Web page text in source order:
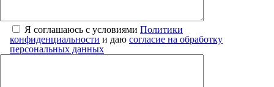
Я соглашаюсь с условиями Политики
конфиденциальности и даю согласие на обработку
персональных данных